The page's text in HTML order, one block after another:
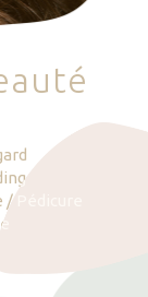
auté
/ Pédicure